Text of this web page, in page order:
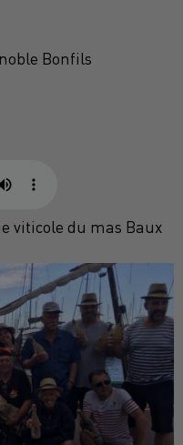
Bonfils
viticole du mas Baux